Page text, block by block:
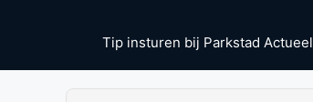
Tip insturen bij Parkstad Actueel